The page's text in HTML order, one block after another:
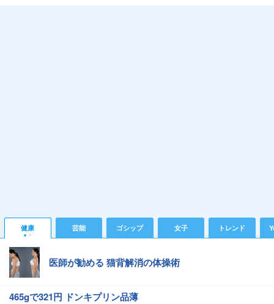
健康 芸能 ゴシップ 女子 トレンド
医師が勧める 猫背解消の体操術
465gで321円 ドンキプリン品薄